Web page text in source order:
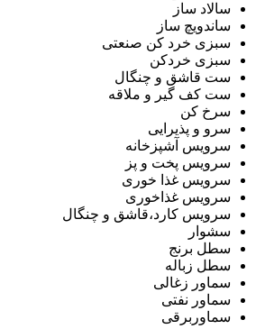
سالاد ساز
ساندویچ ساز
سبزی خرد کن صنعتی
سبزی خردکن
ست قاشق و چنگال
ست کف گیر و ملاقه
سرخ کن
سرو و پذیرایی
سرویس آشپزخانه
سرویس پخت و پز
سرویس غذا خوری
سرویس غذاخوری
سرویس کارد،قاشق و چنگال
سشوار
سطل برنج
سطل زباله
سماور زغالی
سماور نفتی
سماوربرقی